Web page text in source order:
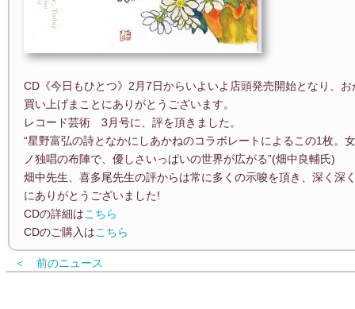
CD《今日もひとつ》2月7日からいよいよ店頭発売開始となり、
買い上げまことにありがとうございます。
レコード芸術 3月号に、評を頂きました。
“星野富弘の詩となかにしあかねのコラボレートによるこの1枚。
ノ独唱の布陣で、優しさいっぱいの世界が広がる”(畑中良輔氏)
畑中先生、喜多尾先生の評からは常に多くの示唆を頂き、深く深
にありがとうございました!
CDの詳細はこちら
CDのご購入はこちら
＜ 前のニュース